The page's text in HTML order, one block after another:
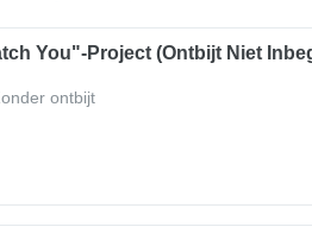
You"-Project (ontbijt Niet
ontbijt